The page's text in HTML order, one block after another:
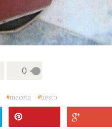
0
#maceta #tiesto